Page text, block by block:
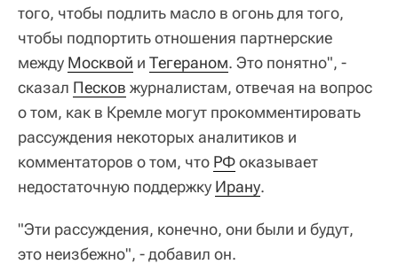
того, чтобы подлить масло в огонь для того,
чтобы подпортить отношения партнерские
между Москвой и Тегераном. Это понятно", -
сказал Песков журналистам, отвечая на вопрос
о том, как в Кремле могут прокомментировать
рассуждения некоторых аналитиков и
комментаторов о том, что РФоказывает
недостаточную поддержку Ирану.
"Эти рассуждения, конечно, они были и будут,
это неизбежно", - добавил он.